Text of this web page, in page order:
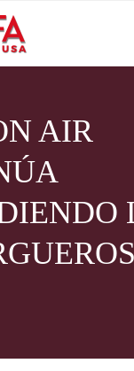
AIR